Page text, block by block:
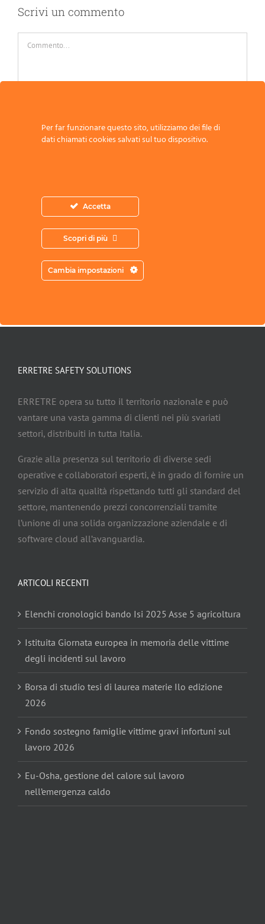
Scrivi un commento
Acconsento all’archiviazione dei miei
ERRETRE SAFETY SOLUTIONS
ERRETRE opera su tutto il territorio nazionale e può
vantare una vasta gamma di clienti nei più svariati
settori, distribuiti in tutta Italia.
Grazie alla presenza sul territorio di diverse sedi
operative e collaboratori esperti, è in grado di fornire un
servizio di alta qualità rispettando tutti gli standard del
settore, mantenendo prezzi concorrenziali tramite
l’unione di una solida organizzazione aziendale e di
software cloud all’avanguardia.
ARTICOLI RECENTI
Elenchi cronologici bando Isi 2025 Asse 5 agricoltura
Istituita Giornata europea in memoria delle vittime
degli incidenti sul lavoro
Borsa di studio tesi di laurea materie Ilo edizione
2026
Fondo sostegno famiglie vittime gravi infortuni sul
lavoro 2026
Eu-Osha, gestione del calore sul lavoro
nell’emergenza caldo
Per far funzionare questo sito, utilizziamo dei file di
dati chiamati cookies salvati sul tuo dispositivo.
Accetta
Scopri di più
Cambia impostazioni